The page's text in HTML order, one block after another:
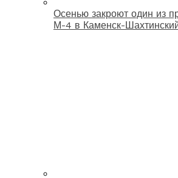
Осенью закроют один из
М-4 в Каменск-